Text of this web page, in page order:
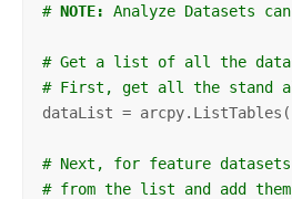
# NOTE: Analyze Datasets
# Get a list of all the
# First, get all the stand
dataList =
# Next, for feature
# from the list and add